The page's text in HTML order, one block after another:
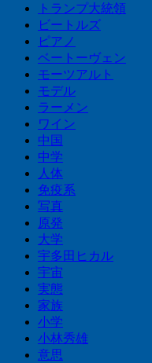
トランプ大統領
ビートルズ
ピアノ
ベートーヴェン
モーツアルト
モデル
ラーメン
ワイン
中国
中学
人体
免疫系
写真
原発
大学
宇多田ヒカル
宇宙
実態
家族
小学
小林秀雄
意思